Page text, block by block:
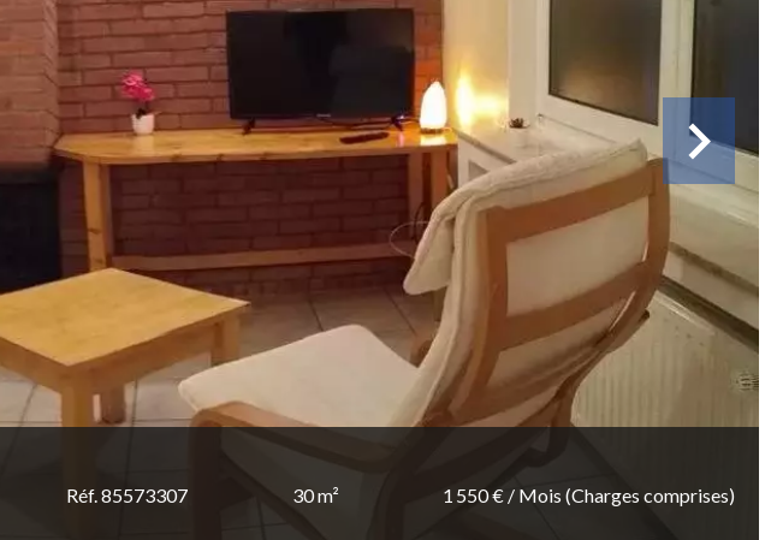
Réf. 85573307 30 m² 1 550 € / Mois (Charges comprises)